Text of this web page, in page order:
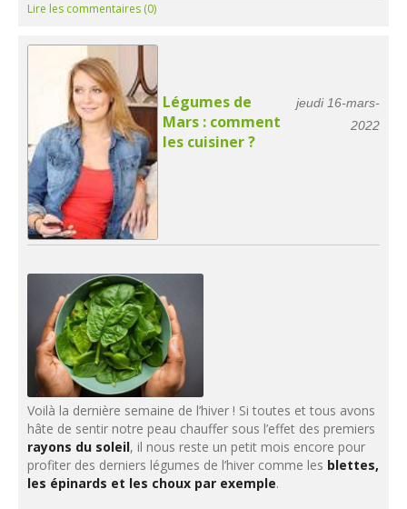
Lire les commentaires (0)
Légumes de
Mars : comment
les cuisiner ?
jeudi 16-mars-
2022
Voilà la dernière semaine de l’hiver ! Si toutes et tous avons
hâte de sentir notre peau chauffer sous l’effet des premiers
rayons du soleil, il nous reste un petit mois encore pour
profiter des derniers légumes de l’hiver comme les blettes,
les épinards et les choux par exemple.